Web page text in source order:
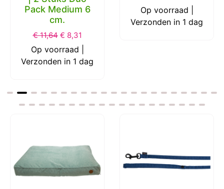
Pack Medium 6
cm.
€11,64 € 8,31
Op voorraad |
Verzonden in 1 dag
Op voorraad |
Verzonden in 1 dag